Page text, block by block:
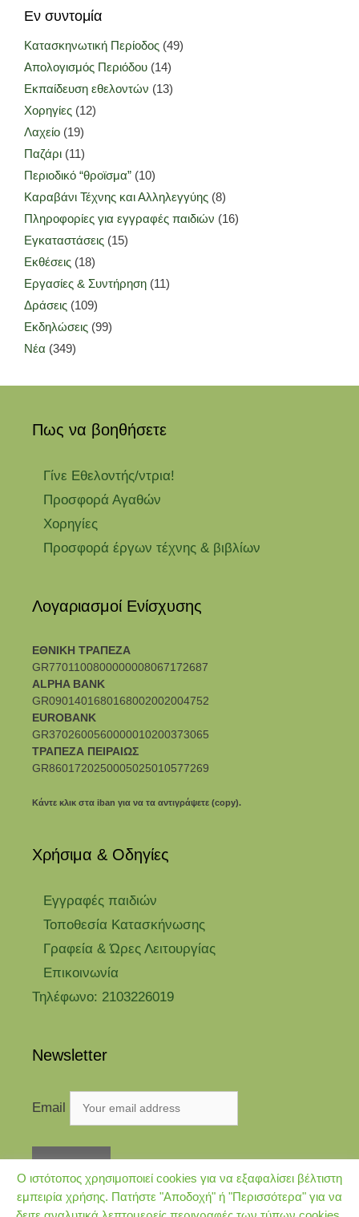
Εν συντομία
Κατασκηνωτική Περίοδος (49)
Απολογισμός Περιόδου (14)
Εκπαίδευση εθελοντών (13)
Χορηγίες (12)
Λαχείο (19)
Παζάρι (11)
Περιοδικό “θροϊσμα” (10)
Καραβάνι Τέχνης και Αλληλεγγύης (8)
Πληροφορίες για εγγραφές παιδιών (16)
Εγκαταστάσεις (15)
Εκθέσεις (18)
Εργασίες & Συντήρηση (11)
Δράσεις (109)
Εκδηλώσεις (99)
Νέα (349)
Πως να βοηθήσετε
Γίνε Εθελοντής/ντρια!
Προσφορά Αγαθών
Χορηγίες
Προσφορά έργων τέχνης & βιβλίων
Λογαριασμοί Ενίσχυσης
ΕΘΝΙΚΗ ΤΡΑΠΕΖΑ
GR7701100800000008067172687
ALPHA BANK
GR0901401680168002002004752
EUROBANK
GR3702600560000010200373065
ΤΡΑΠΕΖΑ ΠΕΙΡΑΙΩΣ
GR8601720250005025010577269
Κάντε κλικ στα iban για να τα αντιγράψετε (copy).
Χρήσιμα & Οδηγίες
Eγγραφές παιδιών
Τοποθεσία Κατασκήνωσης
Γραφεία & Ώρες Λειτουργίας
Επικοινωνία
Τηλέφωνο: 2103226019
Newsletter
Email
Ο ιστότοπος χρησιμοποιεί cookies για να εξαφαλίσει βέλτιστη
εμπειρία χρήσης. Πατήστε "Αποδοχή" ή "Περισσότερα" για να